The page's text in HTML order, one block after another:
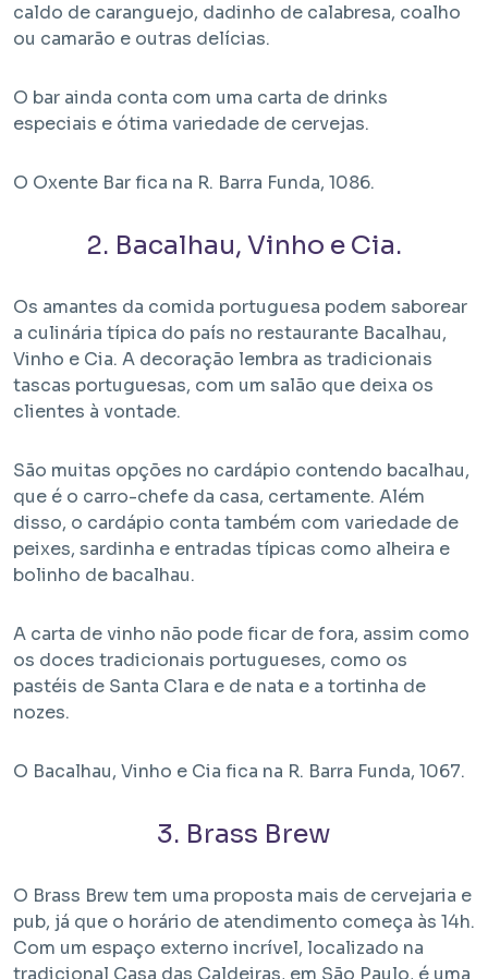
caldo de caranguejo, dadinho de calabresa, coalho
ou camarão e outras delícias.
O bar ainda conta com uma carta de drinks
especiais e ótima variedade de cervejas.
O Oxente Bar fica na R. Barra Funda, 1086.
2. Bacalhau, Vinho e Cia.
Os amantes da comida portuguesa podem saborear
a culinária típica do país no restaurante Bacalhau,
Vinho e Cia. A decoração lembra as tradicionais
tascas portuguesas, com um salão que deixa os
clientes à vontade.
São muitas opções no cardápio contendo bacalhau,
que é o carro-chefe da casa, certamente. Além
disso, o cardápio conta também com variedade de
peixes, sardinha e entradas típicas como alheira e
bolinho de bacalhau.
A carta de vinho não pode ficar de fora, assim como
os doces tradicionais portugueses, como os
pastéis de Santa Clara e de nata e a tortinha de
nozes.
O Bacalhau, Vinho e Cia fica na R. Barra Funda, 1067.
3. Brass Brew
O Brass Brew tem uma proposta mais de cervejaria e
pub, já que o horário de atendimento começa às 14h.
Com um espaço externo incrível, localizado na
tradicional Casa das Caldeiras, em São Paulo, é uma
Projeto HMP e R2V